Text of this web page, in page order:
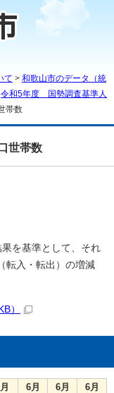
て > 和歌山市のデータ（統
令和5年度 国勢調査基準人
帯数
世帯数
を基準として、それ
転入・転出）の増減
）
6月
6月
6月